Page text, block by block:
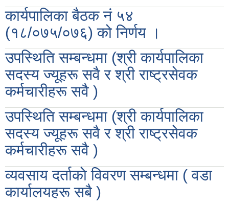
कार्यपालिका बैठक नं ५४
(१८/०७५/०७६) को निर्णय ।
उपस्थिति सम्बन्धमा (श्री कार्यपालिका
सदस्य ज्यूहरू सवै र श्री राष्ट्रसेवक
कर्मचारीहरू सवै )
उपस्थिति सम्बन्धमा (श्री कार्यपालिका
सदस्य ज्यूहरू सवै र श्री राष्ट्रसेवक
कर्मचारीहरू सवै )
व्यवसाय दर्ताकाे विवरण सम्बन्धमा ( वडा
कार्यालयहरू सबै )